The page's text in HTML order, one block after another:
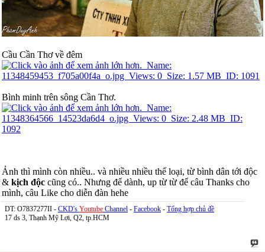
Cầu Cần Thơ về đêm
Bình minh trên sông Cần Thơ.
Ảnh thì mình còn nhiều.. và nhiều nhiều thể loại, từ bình dân tới độc
& kịch độc cũng có.. Nhưng để dành, up từ từ để câu Thanks cho
mình, câu Like cho diễn đàn hehe
DT: O7837277II - CKD's Youtube Channel - Facebook - Tổng hợp chủ đề
17 ds 3, Thạnh Mỹ Lợi, Q2, tp.HCM